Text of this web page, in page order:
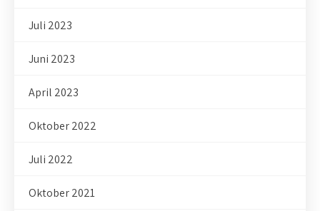
Juli 2023
Juni 2023
April 2023
Oktober 2022
Juli 2022
Oktober 2021